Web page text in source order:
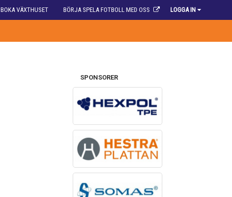
BOKA VÄXTHUSET BÖRJA SPELA FOTBOLL MED OSS LOGGA IN
SPONSORER